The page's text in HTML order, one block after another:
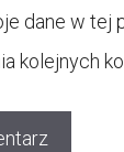
dane w tej
kolejnych